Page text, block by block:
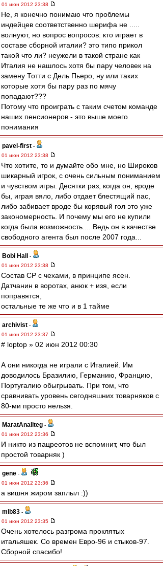
01 июн 2012 23:38
Не, я конечно понимаю что проблемы
индейцев соответственно шерифа не .....
волнуют, но вопрос вопросов: кто играет в
составе сборной италии? это типо прикол
такой что ли? неужели в такой стране как
Италия не нашлось хотя бы пару человек на
замену Тотти с Дель Пьеро, ну или таких
которые хотя бы пару раз по мячу
попадают???
Потому что проиграть с таким счетом команде
наших пенсионеров - это выше моего
понимания
pavel-first -
01 июн 2012 23:38
Что хотите, то и думайте обо мне, но Широков
шикарный игрок, с очень сильным пониманием
и чувством игры. Десятки раз, когда он, вроде
бы, играя вяло, либо отдает блестящий пас,
либо забивает вроде бы корявый гол это уже
закономерность. И почему мы его не купили
когда была возможность.... Ведь он в качестве
свободного агента был после 2007 года...
Bobi Hall
-
01 июн 2012 23:38
Состав СР с чехами, в принципе ясен.
Датчанин в воротах, анюк + изя, если
поправятся,
остальные те же что и в 1 тайме
archivist -
01 июн 2012 23:37
# loptop » 02 июн 2012 00:30
А они никогда не играли с Италией. Им
доводилось Бразилию, Германию, Францию,
Португалию обыгрывать. При том, что
сравнивать уровень сегодняшних товарняков с
80-ми просто нельзя.
MaratAnaliteg -
01 июн 2012 23:36
И никто из пацреотов не вспомнит, что был
простой товарняк )
gene -
01 июн 2012 23:36
а вишня жиром заплыл :))
mib83 -
01 июн 2012 23:35
Очень хотелось разгрома проклятых
итальяшек. Со времен Евро-96 и стыков-97.
Сборной спасибо!